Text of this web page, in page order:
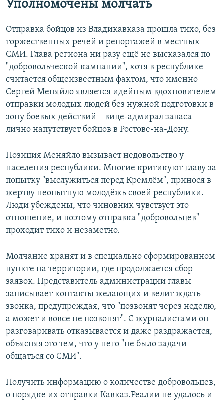
Уполномочены молчать
Отправка бойцов из Владикавказа прошла тихо, без
торжественных речей и репортажей в местных
СМИ. Глава региона ни разу ещё не высказался по
"добровольческой кампании", хотя в республике
считается общеизвестным фактом, что именно
Сергей Меняйло является идейным вдохновителем
отправки молодых людей без нужной подготовки в
зону боевых действий – вице-адмирал запаса
лично напутствует бойцов в Ростове-на-Дону.
Позиция Меняйло вызывает недовольство у
населения республики. Многие критикуют главу за
попытку "выслужиться перед Кремлём", принося в
жертву неопытную молодёжь своей республики.
Люди убеждены, что чиновник чувствует это
отношение, и поэтому отправка "добровольцев"
проходит тихо и незаметно.
Молчание хранят и в специально сформированном
пункте на территории, где продолжается сбор
заявок. Представитель администрации главы
записывает контакты желающих и велит ждать
звонка, предупреждая, что "позвонят через неделю,
а может и вовсе не позвонят". С журналистами он
разговаривать отказывается и даже раздражается,
объясняя это тем, что у него "не было задачи
общаться со СМИ".
Получить информацию о количестве добровольцев,
о порядке их отправки Кавказ.Реалии не удалось и